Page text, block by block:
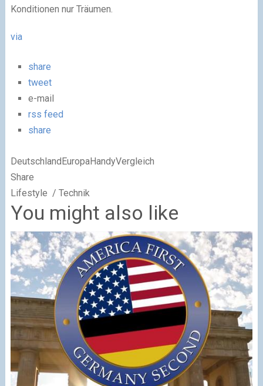
Konditionen nur Träumen.
via
share
tweet
e-mail
rss feed
share
DeutschlandEuropaHandyVergleich
Share
Lifestyle / Technik
You might also like